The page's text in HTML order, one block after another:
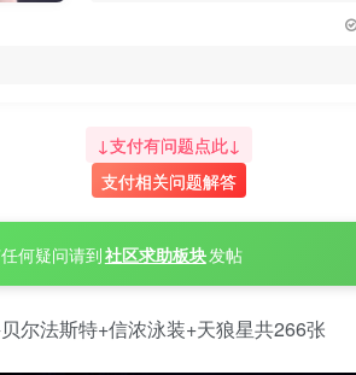
↓支付有问题点此↓
支付相关问题解答
何疑问请到社区求助板块发帖
尔法斯特+信浓泳装+天狼星共266张